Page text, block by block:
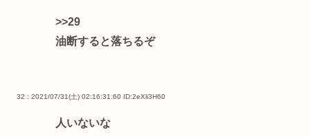
>>29
油断すると落ちるぞ
32 : 2021/07/31(土) 02:16:31.60 ID:2eXli3H60
人いないな